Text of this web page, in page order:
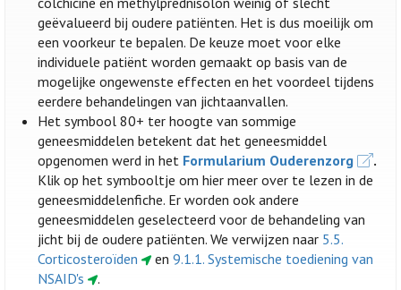
geëvalueerd bij oudere patiënten. Het is dus moeilijk om
een voorkeur te bepalen. De keuze moet voor elke
individuele patiënt worden gemaakt op basis van de
mogelijke ongewenste effecten en het voordeel tijdens
eerdere behandelingen van jichtaanvallen.
Het symbool 80+ ter hoogte van sommige
geneesmiddelen betekent dat het geneesmiddel
opgenomen werd in het Formularium Ouderenzorg
.
Klik op het symbooltje om hier meer over te lezen in de
geneesmiddelenfiche. Er worden ook andere
geneesmiddelen geselecteerd voor de behandeling van
jicht bij de oudere patiënten. We verwijzen naar 5.5.
Corticosteroïden
en 9.1.1. Systemische toediening van
NSAID's
.